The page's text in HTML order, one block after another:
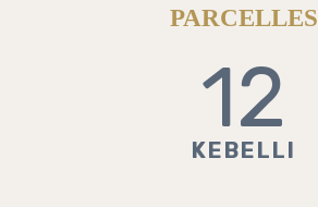
PARCELLES
12
KEBELLI